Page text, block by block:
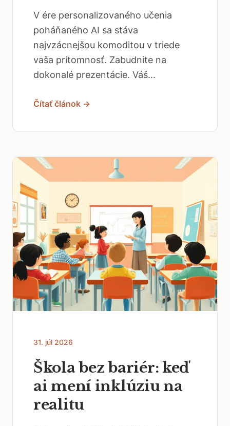
V ére personalizovaného učenia
poháňaného AI sa stáva
najvzácnejšou komoditou v triede
vaša prítomnosť. Zabudnite na
dokonalé prezentácie. Váš...
Čítať článok →
31. júl 2026
Škola bez bariér: keď
ai mení inklúziu na
realitu